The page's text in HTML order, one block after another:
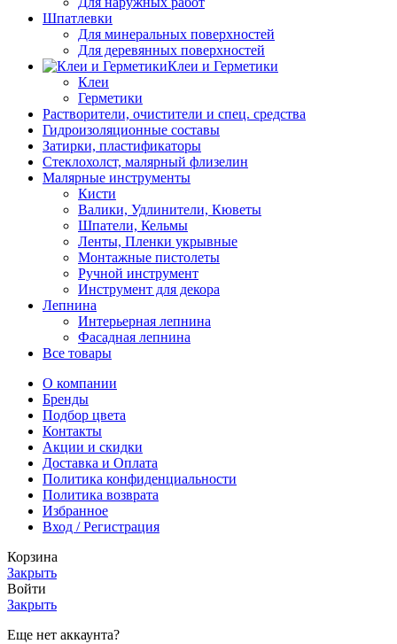
Шпатлевки
Для минеральных поверхностей
Для деревянных поверхностей
Клеи и Герметики
Клеи
Герметики
Растворители, очистители и спец. средства
Гидроизоляционные составы
Затирки, пластификаторы
Стеклохолст, малярный флизелин
Малярные инструменты
Кисти
Валики, Удлинители, Кюветы
Шпатели, Кельмы
Ленты, Пленки укрывные
Монтажные пистолеты
Ручной инструмент
Инструмент для декора
Лепнина
Интерьерная лепнина
Фасадная лепнина
Все товары
О компании
Бренды
Подбор цвета
Контакты
Акции и скидки
Доставка и Оплата
Политика конфиденциальности
Политика возврата
Избранное
Вход / Регистрация
Корзина
Закрыть
Войти
Закрыть
Еще нет аккаунта?